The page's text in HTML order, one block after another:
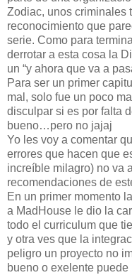
Zodiac, unos criminales
reconocimiento que
serie. Como para
derrotar a esta cosa la
un “y ahora que va a
Para ser un primer
mal, solo fue un poco
disculpar si es por falta
bueno…pero no jajaj
Yo les voy a comentar
errores que hacen que
increíble milagro) no va
recomendaciones de
En un primer momento
a MadHouse le dio la
todo el curriculum que
y otra ves que la
peligro un proyecto no
bueno o exelente